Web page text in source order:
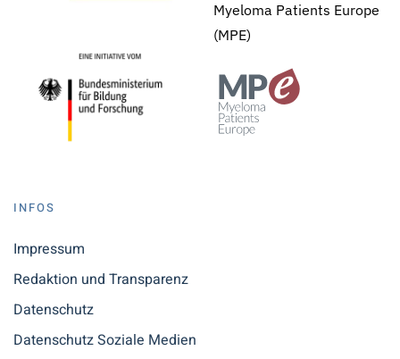
Myeloma Patients Europe
(MPE)
INFOS
Impressum
Redaktion und Transparenz
Datenschutz
Datenschutz Soziale Medien